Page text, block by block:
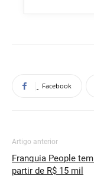
Facebook
Artigo anterior
Franquia People
partir de R$ 15 mil